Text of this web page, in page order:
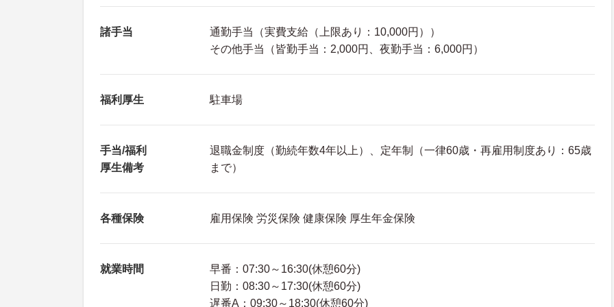
諸手当
通勤手当（実費支給（上限あり：10,000円））
その他手当（皆勤手当：2,000円、夜勤手当：6,000円）
福利厚生 駐車場
手当/福利
厚生備考
退職金制度（勤続年数4年以上）、定年制（一律60歳・再雇用制度あり：65歳
まで）
各種保険 雇用保険 労災保険 健康保険 厚生年金保険
就業時間
早番：07:30～16:30(休憩60分)
日勤：08:30～17:30(休憩60分)
遅番A：09:30～18:30(休憩60分)